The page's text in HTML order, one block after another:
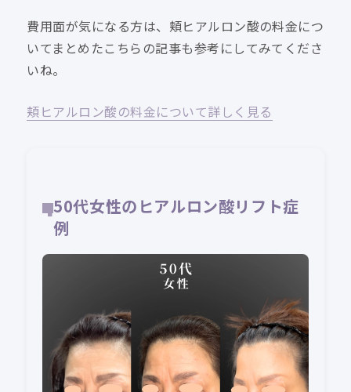
費用面が気になる方は、頬ヒアルロン酸の料金につ
いてまとめたこちらの記事も参考にしてみてくださ
いね。
頬ヒアルロン酸の料金について詳しく見る
50代女性のヒアルロン酸リフト症
例